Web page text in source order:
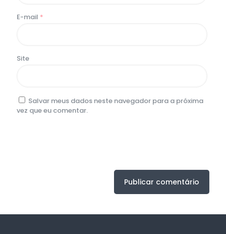
E-mail *
Site
Salvar meus dados neste navegador para a próxima
vez que eu comentar.